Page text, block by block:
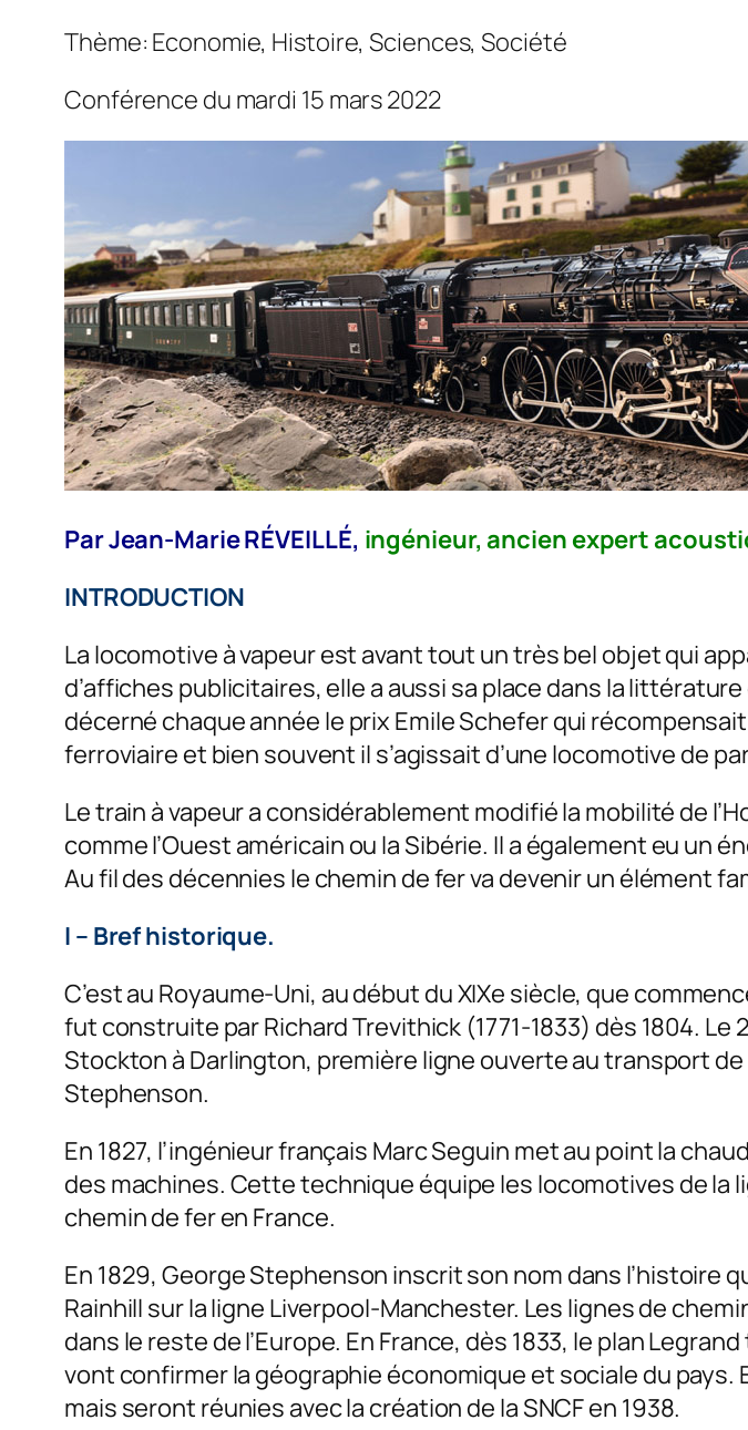
Thème: Economie, Histoire, Sciences, Société
Conférence du mardi 15 mars 2022
Par Jean-Marie RÉVEILLÉ, ingénieur, ancien expert
INTRODUCTION
La locomotive à vapeur est avant tout un très bel objet qui
d’affiches publicitaires, elle a aussi sa place dans la
décerné chaque année le prix Emile Schefer qui
ferroviaire et bien souvent il s’agissait d’une locomotive de
Le train à vapeur a considérablement modifié la mobilité de
comme l’Ouest américain ou la Sibérie. Il a également eu
Au fil des décennies le chemin de fer va devenir un élément
I – Bref historique.
C’est au Royaume-Uni, au début du XIXe siècle, que
fut construite par Richard Trevithick (1771-1833) dès 1804.
Stockton à Darlington, première ligne ouverte au transport
Stephenson.
En 1827, l’ingénieur français Marc Seguin met au point la
des machines. Cette technique équipe les locomotives de la
chemin de fer en France.
En 1829, George Stephenson inscrit son nom dans l’histoire
Rainhill sur la ligne Liverpool-Manchester. Les lignes de
dans le reste de l’Europe. En France, dès 1833, le plan
vont confirmer la géographie économique et sociale du
mais seront réunies avec la création de la SNCF en 1938.